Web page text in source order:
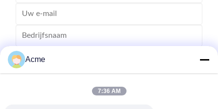
Acme
7:36 AM